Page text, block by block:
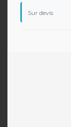
Sur devis